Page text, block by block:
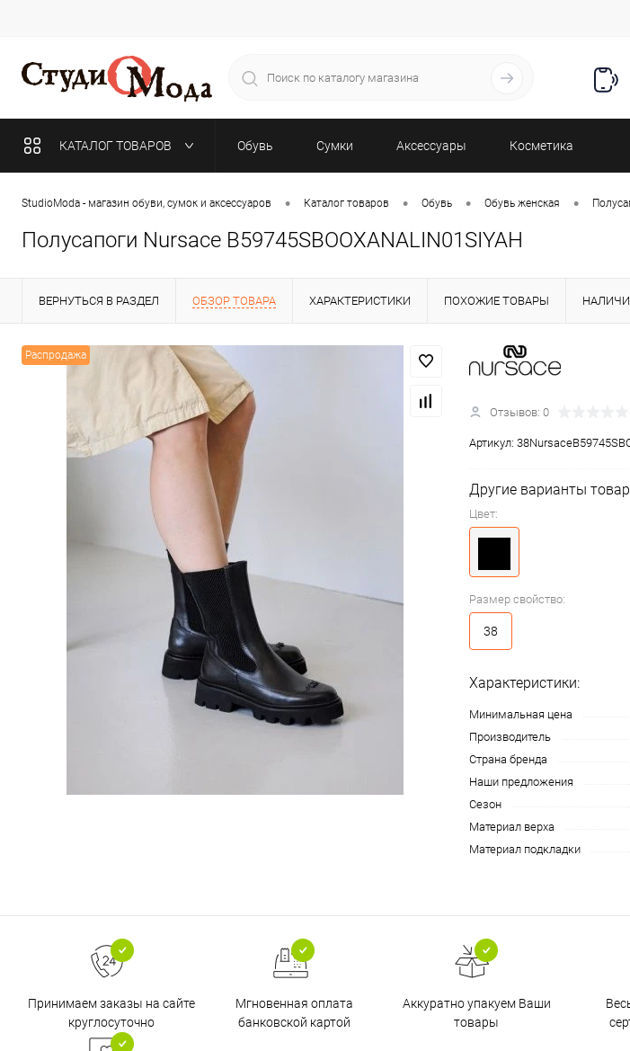
КАТАЛОГ ТОВАРОВ Обувь Сумки Аксессуары Косметика
StudioModa - магазин обуви, сумок и аксессуаров • Каталог товаров • Обувь • Обувь женская •
Полусапоги Nursace B59745SBOOXANALIN01SIYAH
ВЕРНУТЬСЯ В РАЗДЕЛ ОБЗОР ТОВАРА ХАРАКТЕРИСТИКИ ПОХОЖИЕ ТОВАРЫ
Распродажа
Отзывов: 0
Артикул:
Другие варианты
Цвет:
Размер свойство:
38
Характеристики:
Минимальная цена
Производитель
Страна бренда
Наши предложения
Сезон
Материал верха
Материал подкладки
Принимаем заказы на сайте
круглосуточно
Мгновенная оплата
банковской картой
Аккуратно упакуем Ваши
товары